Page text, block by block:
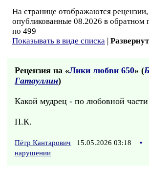
На странице отображаются рецензии,
опубликованные 08.2026 в обратном
по 499
Показывать в виде списка |
Рецензия на «Лики любви 650» (
Гатауллин)
Какой мудрец - по любовной
П.К.
Пётр Кантарович 15.05.2026 03:18 •
нарушении